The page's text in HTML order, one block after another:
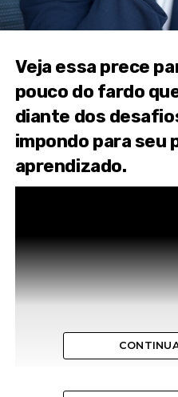
Veja essa prece
pouco do fardo
diante dos
impondo para seu
aprendizado.